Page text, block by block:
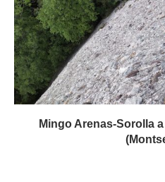
Mingo Arenas-Sorolla